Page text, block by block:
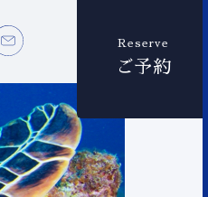
Reserve
ご予約